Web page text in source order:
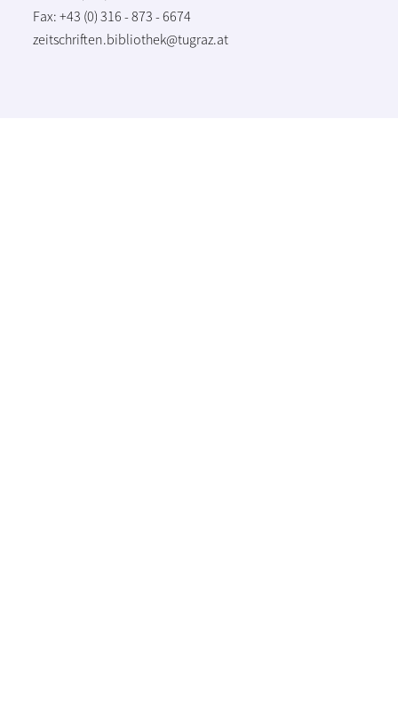
Fax: +43 (0) 316 - 873 - 6674
zeitschriften.bibliothek@tugraz.at